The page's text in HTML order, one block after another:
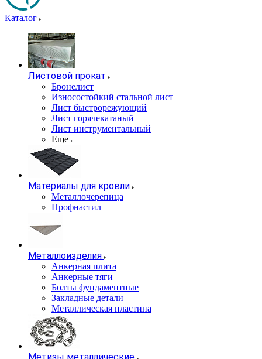
Каталог
Листовой прокат
Бронелист
Износостойкий стальной лист
Лист быстрорежующий
Лист горячекатаный
Лист инструментальный
Еще
Материалы для кровли
Металлочерепица
Профнастил
Металлоизделия
Анкерная плита
Анкерные тяги
Болты фундаментные
Закладные детали
Металлическая пластина